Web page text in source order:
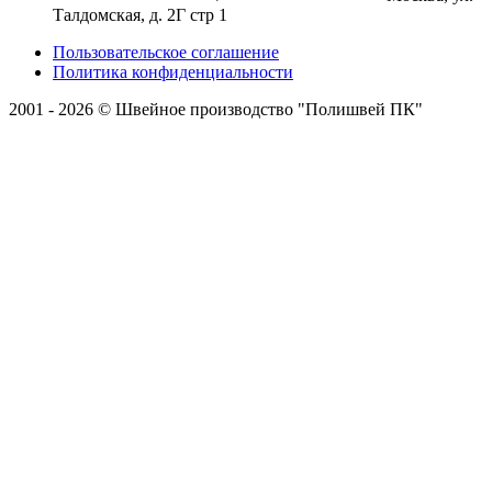
Талдомская, д. 2Г стр 1
Пользовательское соглашение
Политика конфиденциальности
2001 - 2026 © Швейное производство "Полишвей ПК"